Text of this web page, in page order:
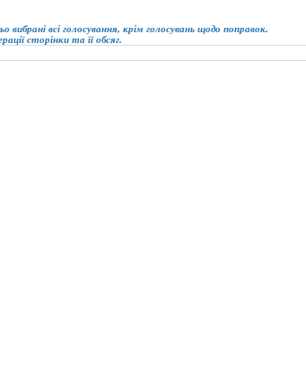
вибрані всі голосування, крім голосувань щодо поправок.
сторінки та її обсяг.